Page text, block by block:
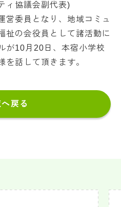
ィ協議会副代表)
営委員となり、地域コミュ
祉の会役員として諸活動に
が10月20日、本宿小学校
を話して頂きます。
戻る